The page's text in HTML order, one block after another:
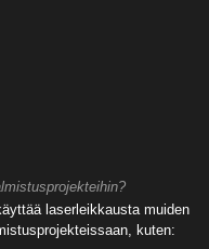
laserleikkausta muiden
kuten: